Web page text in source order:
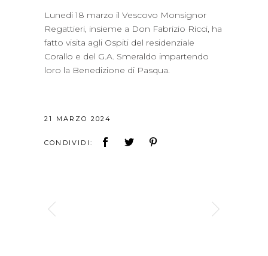
Lunedi 18 marzo il Vescovo Monsignor
Regattieri, insieme a Don Fabrizio Ricci, ha
fatto visita agli Ospiti del residenziale
Corallo e del G.A. Smeraldo impartendo
loro la Benedizione di Pasqua.
21 MARZO 2024
CONDIVIDI: